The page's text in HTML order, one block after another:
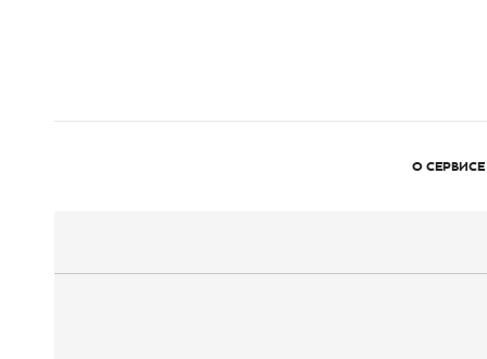
О СЕРВИСЕ